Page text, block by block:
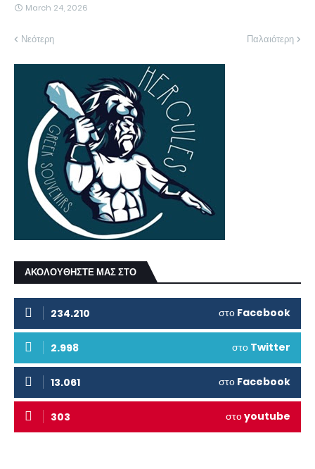
March 24, 2026
Νεότερη Παλαιότερη
ΑΚΟΛΟΥΘΗΣΤΕ ΜΑΣ ΣΤΟ
234.210 στο Facebook
2.998 στο Twitter
13.061 στο Facebook
303 στοyoutube